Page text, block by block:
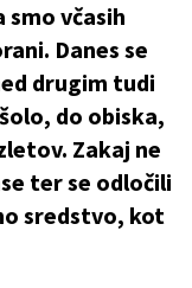
včasih
Danes se
drugim tudi
do obiska,
Zakaj ne
ter se odločili
sredstvo, kot